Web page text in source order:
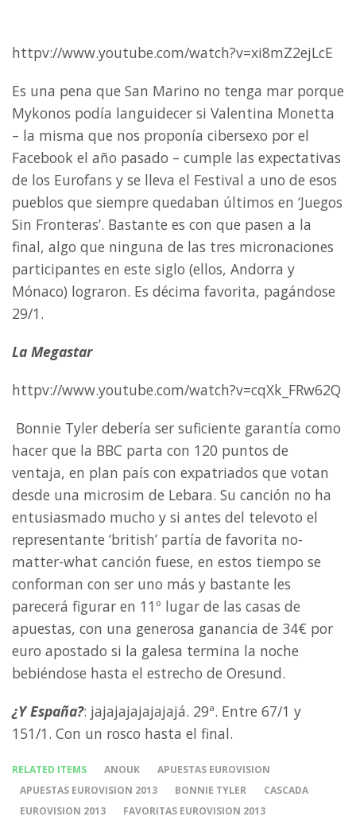
httpv://www.youtube.com/watch?v=xi8mZ2ejLcE
Es una pena que San Marino no tenga mar porque
Mykonos podía languidecer si Valentina Monetta
– la misma que nos proponía cibersexo por el
Facebook el año pasado – cumple las expectativas
de los Eurofans y se lleva el Festival a uno de esos
pueblos que siempre quedaban últimos en ‘Juegos
Sin Fronteras’. Bastante es con que pasen a la
final, algo que ninguna de las tres micronaciones
participantes en este siglo (ellos, Andorra y
Mónaco) lograron. Es décima favorita, pagándose
29/1.
La Megastar
httpv://www.youtube.com/watch?v=cqXk_FRw62Q
Bonnie Tyler debería ser suficiente garantía como
hacer que la BBC parta con 120 puntos de
ventaja, en plan país con expatriados que votan
desde una microsim de Lebara. Su canción no ha
entusiasmado mucho y si antes del televoto el
representante ‘british’ partía de favorita no-
matter-what canción fuese, en estos tiempo se
conforman con ser uno más y bastante les
parecerá figurar en 11º lugar de las casas de
apuestas, con una generosa ganancia de 34€ por
euro apostado si la galesa termina la noche
bebiéndose hasta el estrecho de Oresund.
¿Y España?: jajajajajajajajá. 29ª. Entre 67/1 y
151/1. Con un rosco hasta el final.
RELATED ITEMS ANOUK
APUESTAS EUROVISION
APUESTAS EUROVISION 2013
BONNIE TYLER
CASCADA
EUROVISION 2013
FAVORITAS EUROVISION 2013